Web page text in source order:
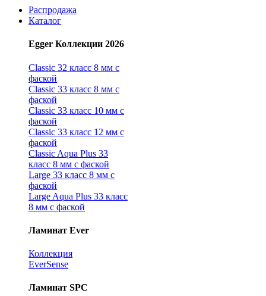
Распродажа
Каталог
Egger Коллекции 2026
Classic 32 класс 8 мм с
фаской
Classic 33 класс 8 мм с
фаской
Classic 33 класс 10 мм с
фаской
Classic 33 класс 12 мм с
фаской
Classic Aqua Plus 33
класс 8 мм с фаской
Large 33 класс 8 мм с
фаской
Large Aqua Plus 33 класс
8 мм с фаской
Ламинат Ever
Коллекция
EverSense
Ламинат SPC